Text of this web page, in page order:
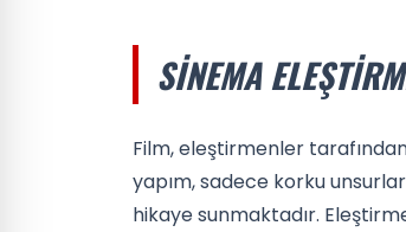
SINEMA
Film, eleştirmenler
yapım, sadece korku
hikaye sunmaktadır.